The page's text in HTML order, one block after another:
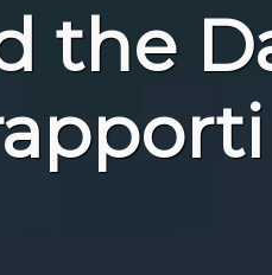
the